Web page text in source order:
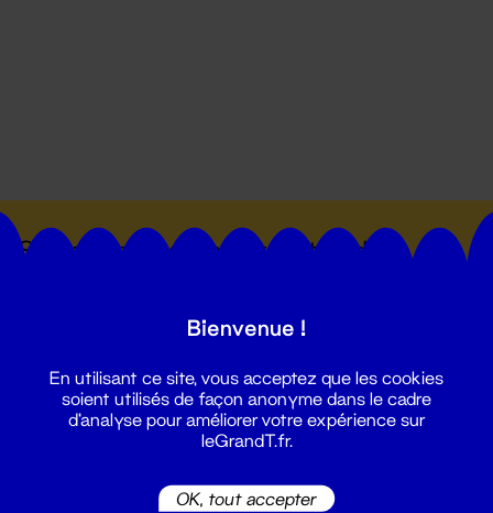
Suivez toutes les actualités du
Bienvenue !
En utilisant ce site, vous acceptez que les cookies
soient utilisés de façon anonyme dans le cadre
d'analyse pour améliorer votre expérience sur
leGrandT.fr.
OK, tout accepter